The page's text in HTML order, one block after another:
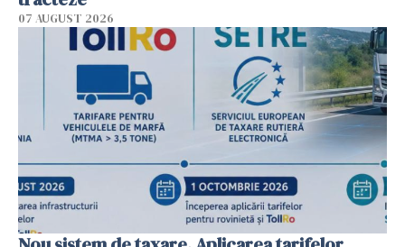
07 AUGUST 2026